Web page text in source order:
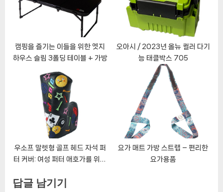
캠핑을 즐기는 이들을 위한 엣지
하우스 슬림 3폴딩 테이블 + 가방
오아시 / 2023년 올뉴 컬러 다기
능 태클박스 705
우소프 말렛형 골프 헤드 자석 퍼
터 커버: 여성 퍼터 애호가를 위한
요가 매트 가방 스트랩 – 편리한
요가용품
답글 남기기